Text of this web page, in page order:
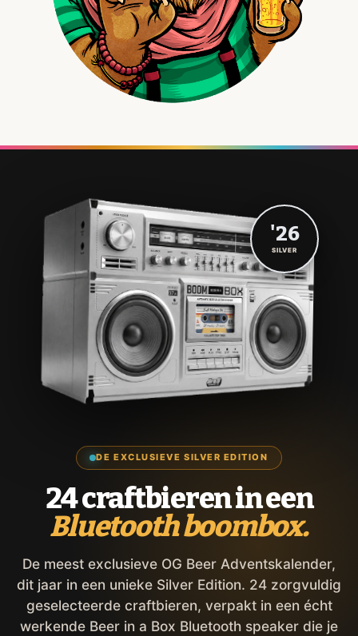
DE EXCLUSIEVE SILVER EDITION
24 craftbieren in een
Bluetooth boombox.
De meest exclusieve OG Beer Adventskalender,
dit jaar in een unieke Silver Edition. 24 zorgvuldig
geselecteerde craftbieren, verpakt in een écht
werkende Beer in a Box Bluetooth speaker die je
'26
SILVER